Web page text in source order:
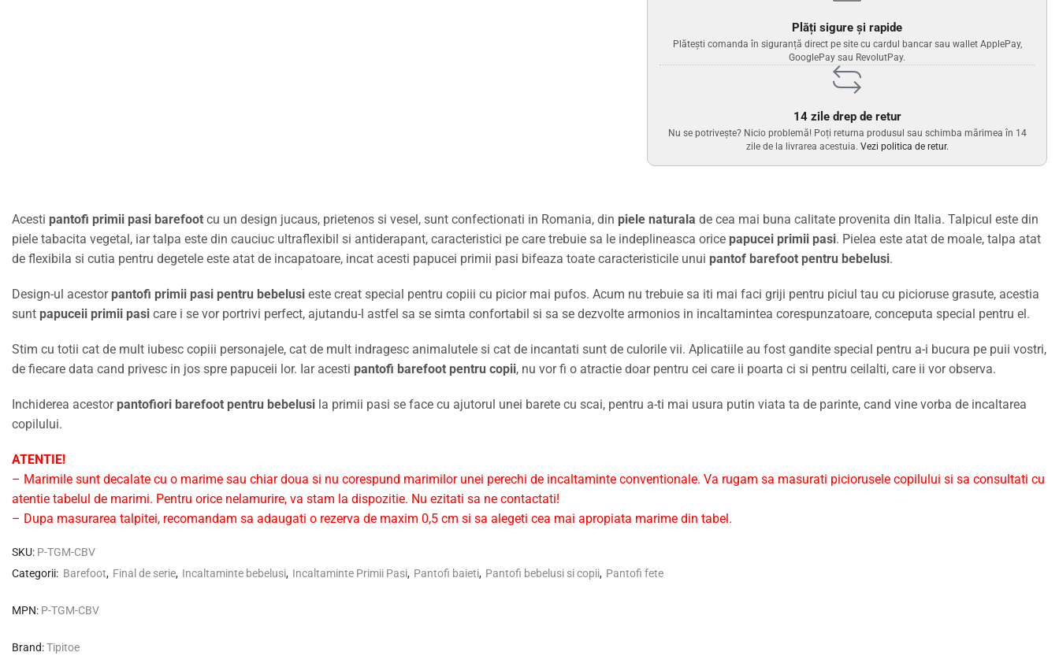
Plăți sigure și rapide
Plătești comanda în siguranță direct pe site cu cardul bancar sau wallet ApplePay,
GooglePay sau RevolutPay.
14 zile drep de retur
Nu se potrivește? Nicio problemă! Poți returna produsul sau schimba mărimea în 14
zile de la livrarea acestuia. Vezi politica de retur.
Acesti pantofi primii pasi barefoot cu un design jucaus, prietenos si vesel, sunt confectionati in Romania, din piele naturala de cea mai buna calitate provenita din Italia. Talpicul este din
piele tabacita vegetal, iar talpa este din cauciuc ultraflexibil si antiderapant, caracteristici pe care trebuie sa le indeplineasca orice papucei primii pasi. Pielea este atat de moale, talpa atat
de flexibila si cutia pentru degetele este atat de incapatoare, incat acesti papucei primii pasi bifeaza toate caracteristicile unui pantof barefoot pentru bebelusi.
Design-ul acestor pantofi primii pasi pentru bebelusi este creat special pentru copiii cu picior mai pufos. Acum nu trebuie sa iti mai faci griji pentru piciul tau cu picioruse grasute, acestia
sunt papuceii primii pasi care i se vor portrivi perfect, ajutandu-l astfel sa se simta confortabil si sa se dezvolte armonios in incaltamintea corespunzatoare, conceputa special pentru el.
Stim cu totii cat de mult iubesc copiii personajele, cat de mult indragesc animalutele si cat de incantati sunt de culorile vii. Aplicatiile au fost gandite special pentru a-i bucura pe puii vostri,
de fiecare data cand privesc in jos spre papuceii lor. Iar acesti pantofi barefoot pentru copii, nu vor fi o atractie doar pentru cei care ii poarta ci si pentru ceilalti, care ii vor observa.
Inchiderea acestor pantofiori barefoot pentru bebelusi la primii pasi se face cu ajutorul unei barete cu scai, pentru a-ti mai usura putin viata ta de parinte, cand vine vorba de incaltarea
copilului.
ATENTIE!
– Marimile sunt decalate cu o marime sau chiar doua si nu corespund marimilor unei perechi de incaltaminte conventionale. Va rugam sa masurati piciorusele copilului si sa consultati cu
atentie tabelul de marimi. Pentru orice nelamurire, va stam la dispozitie. Nu ezitati sa ne contactati!
– Dupa masurarea talpitei, recomandam sa adaugati o rezerva de maxim 0,5 cm si sa alegeti cea mai apropiata marime din tabel.
SKU: P-TGM-CBV
Categorii: Barefoot, Final de serie, Incaltaminte bebelusi, Incaltaminte Primii Pasi, Pantofi baieti, Pantofi bebelusi si copii, Pantofi fete
MPN: P-TGM-CBV
Brand:Tipitoe